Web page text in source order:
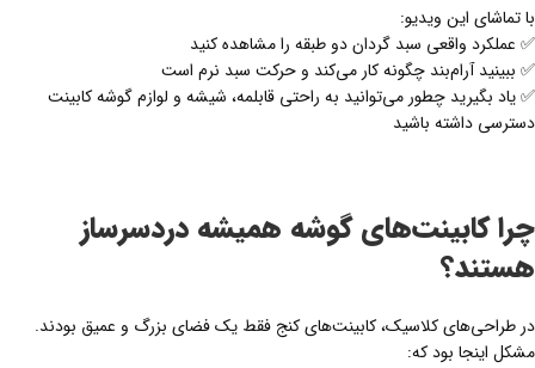
با تماشای این ویدیو:
✅ عملکرد واقعی سبد گردان دو طبقه را مشاهده کنید
✅ ببینید آرام‌بند چگونه کار می‌کند و حرکت سبد نرم است
✅ یاد بگیرید چطور می‌توانید به راحتی قابلمه، شیشه و لوازم گوشه کابینت
دسترسی داشته باشید
چرا کابینت‌های گوشه همیشه دردسرساز
هستند؟
در طراحی‌های کلاسیک، کابینت‌های کنج فقط یک فضای بزرگ و عمیق بودند.
مشکل اینجا بود که: